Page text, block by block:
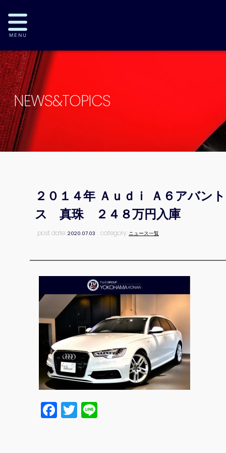
NEWS&TOPICS
２０１４年 Ａｕｄｉ Ａ６アバン
ス 真珠 ２４８万円入庫
post date:2020.07.03 category: ニュース一覧
Facebook
Twitter